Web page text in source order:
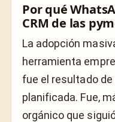
Por qué
CRM de las
La adopción
herramienta
fue el resultado
planificada. Fue,
orgánico que